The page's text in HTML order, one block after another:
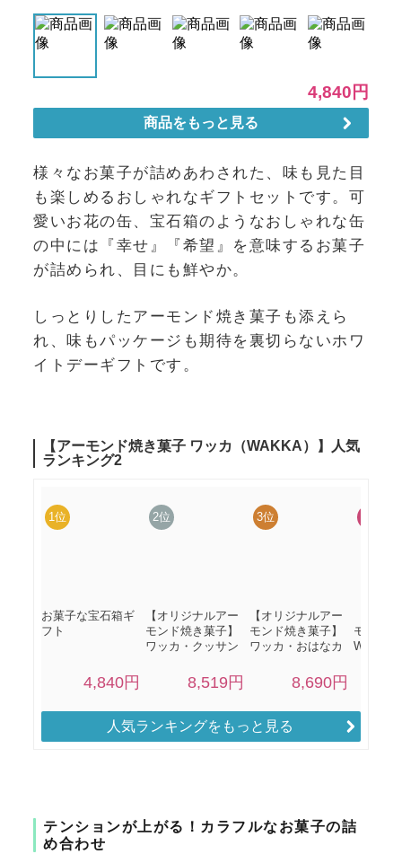
様々なお菓子が詰めあわされた、味も見た目
も楽しめるおしゃれなギフトセットです。可
愛いお花の缶、宝石箱のようなおしゃれな缶
の中には『幸せ』『希望』を意味するお菓子
が詰められ、目にも鮮やか。
しっとりしたアーモンド焼き菓子も添えら
れ、味もパッケージも期待を裏切らないホワ
イトデーギフトです。
人気ランキングをもっと見る
テンションが上がる！カラフルなお菓子の詰
め合わせ